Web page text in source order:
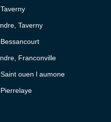
Taverny
Franconville
ouen l aumone